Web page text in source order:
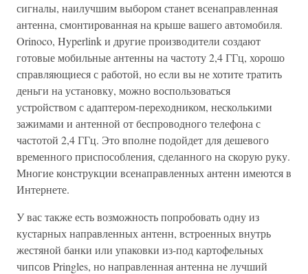
сигналы, наилучшим выбором станет всенаправленная
антенна, смонтированная на крыше вашего автомобиля.
Orinoco, Hyperlink и другие производители создают
готовые мобильные антенны на частоту 2,4 ГГц, хорошо
справляющиеся с работой, но если вы не хотите тратить
деньги на установку, можно воспользоваться
устройством с адаптером-переходником, несколькими
зажимами и антенной от беспроводного телефона с
частотой 2,4 ГГц. Это вполне подойдет для дешевого
временного приспособления, сделанного на скорую руку.
Многие конструкции всенаправленных антенн имеются в
Интернете.
У вас также есть возможность попробовать одну из
кустарных направленных антенн, встроенных внутрь
жестяной банки или упаковки из-под картофельных
чипсов Pringles, но направленная антенна не лучший